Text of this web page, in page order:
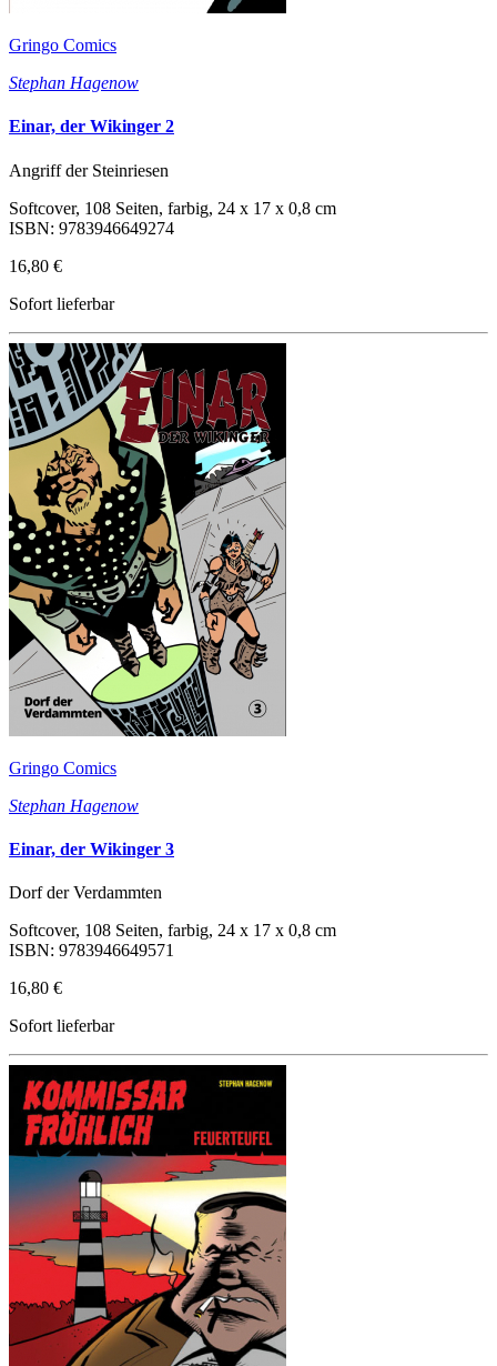
Gringo Comics
Stephan Hagenow
Einar, der Wikinger 2
Angriff der Steinriesen
Softcover, 108 Seiten, farbig, 24 x 17 x 0,8 cm
ISBN: 9783946649274
16,80 €
Sofort lieferbar
Gringo Comics
Stephan Hagenow
Einar, der Wikinger 3
Dorf der Verdammten
Softcover, 108 Seiten, farbig, 24 x 17 x 0,8 cm
ISBN: 9783946649571
16,80 €
Sofort lieferbar